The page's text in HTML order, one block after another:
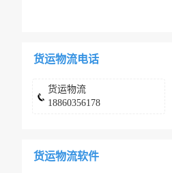
货运物流电话
货运物流
18860356178
货运物流软件